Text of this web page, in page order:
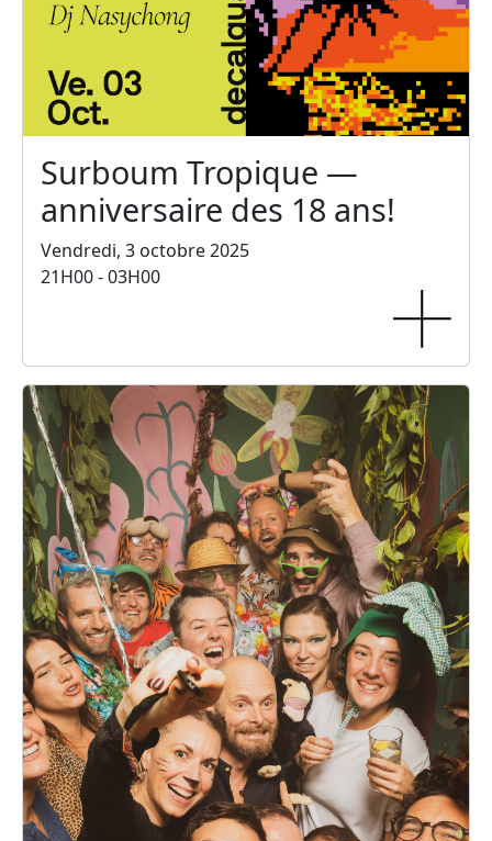
Surboum Tropique —
anniversaire des 18 ans!
Vendredi, 3 octobre 2025
21H00 - 03H00